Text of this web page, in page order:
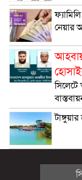
নেয়ার
সিলেটে